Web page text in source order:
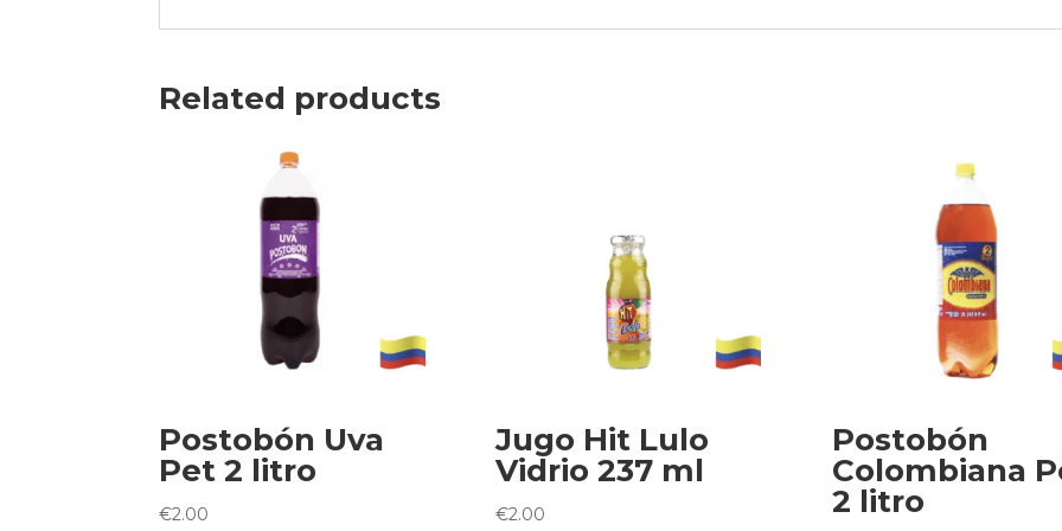
Related products
Postobón Uva
Pet 2 litro
€2.00
Jugo Hit Lulo
Vidrio 237 ml
€2.00
Postobón
Colombiana
2 litro